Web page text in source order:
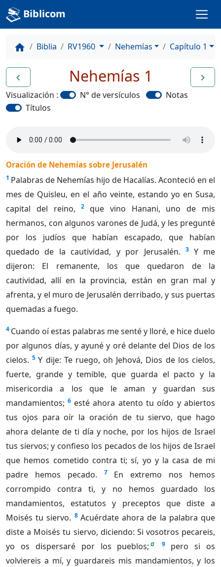
Biblicom
home Biblia RV1960 Nehemías Capítulo 1
navigate_before navigate_next
Nehemías 1
Visualización : N° de versículos
Notas
Títulos
Oración de Nehemías sobre Jerusalén
1 Palabras de Nehemías hijo de Hacalías. Aconteció en el
mes de Quisleu, en el año veinte, estando yo en Susa,
capital del reino,
2
que vino Hanani, uno de mis
hermanos, con algunos varones de Judá, y les pregunté
por los judíos que habían escapado, que habían
quedado de la cautividad, y por Jerusalén.
3 Y me
dijeron: El remanente, los que quedaron de la
cautividad, allí en la provincia, están en gran mal y
afrenta, y el muro de Jerusalén derribado, y sus puertas
quemadas a fuego.
4 Cuando oí estas palabras me senté y lloré, e hice duelo
por algunos días, y ayuné y oré delante del Dios de los
cielos. 5 Y dije: Te ruego, oh Jehová, Dios de los cielos,
fuerte, grande y temible, que guarda el pacto y la
misericordia a los que le aman y guardan sus
mandamientos; 6 esté ahora atento tu oído y abiertos
tus ojos para oír la oración de tu siervo, que hago
ahora delante de ti día y noche, por los hijos de Israel
tus siervos; y confieso los pecados de los hijos de Israel
que hemos cometido contra ti; sí, yo y la casa de mi
padre hemos pecado.
7
En extremo nos hemos
corrompido contra ti, y no hemos guardado los
mandamientos, estatutos y preceptos que diste a
Moisés tu siervo. 8 Acuérdate ahora de la palabra que
diste a Moisés tu siervo, diciendo: Si vosotros pecareis,
yo os dispersaré por los pueblos; a 9
pero si os
volviereis a mí, y guardareis mis mandamientos, y los